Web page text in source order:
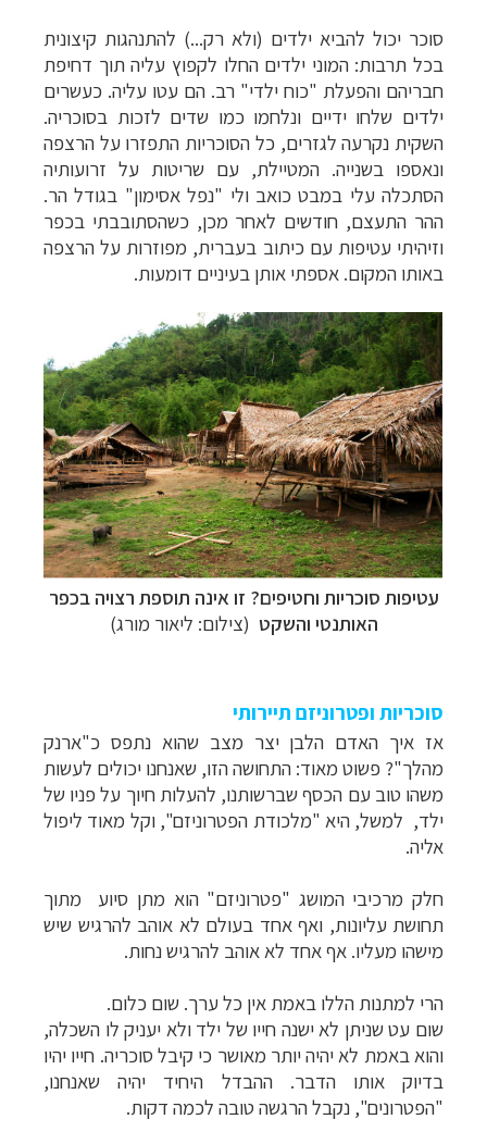
סוכר יכול להביא ילדים (ולא רק...) להתנהגות קיצונית
בכל תרבות: המוני ילדים החלו לקפוץ עליה תוך דחיפת
חבריהם והפעלת "כוח ילדי" רב. הם עטו עליה. כעשרים
ילדים שלחו ידיים ונלחמו כמו שדים לזכות בסוכריה.
השקית נקרעה לגזרים, כל הסוכריות התפזרו על הרצפה
ונאספו בשנייה. המטיילת, עם שריטות על זרועותיה
הסתכלה עלי במבט כואב ולי "נפל אסימון" בגודל הר.
ההר התעצם, חודשים לאחר מכן, כשהסתובבתי בכפר
וזיהיתי עטיפות עם כיתוב בעברית, מפוזרות על הרצפה
באותו המקום. אספתי אותן בעיניים דומעות.
עטיפות סוכריות וחטיפים? זו אינה תוספת רצויה בכפר
האותנטי והשקט (צילום: ליאור מורג)
סוכריות ופטרוניזם תיירותי
אז איך האדם הלבן יצר מצב שהוא נתפס כ"ארנק
מהלך"? פשוט מאוד: התחושה הזו, שאנחנו יכולים לעשות
משהו טוב עם הכסף שברשותנו, להעלות חיוך על פניו של
ילד, למשל, היא "מלכודת הפטרוניזם", וקל מאוד ליפול
אליה.
חלק מרכיבי המושג "פטרוניזם" הוא מתן סיוע מתוך
תחושת עליונות, ואף אחד בעולם לא אוהב להרגיש שיש
מישהו מעליו. אף אחד לא אוהב להרגיש נחות.
הרי למתנות הללו באמת אין כל ערך. שום כלום.
שום עט שניתן לא ישנה חייו של ילד ולא יעניק לו השכלה,
והוא באמת לא יהיה יותר מאושר כי קיבל סוכריה. חייו יהיו
בדיוק אותו הדבר. ההבדל היחיד יהיה שאנחנו,
"הפטרונים", נקבל הרגשה טובה לכמה דקות.